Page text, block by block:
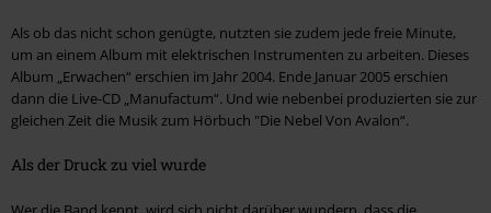
Als ob das nicht schon genügte, nutzten sie zudem jede freie Minute,
um an einem Album mit elektrischen Instrumenten zu arbeiten. Dieses
Album „Erwachen“ erschien im Jahr 2004. Ende Januar 2005 erschien
dann die Live-CD „Manufactum“. Und wie nebenbei produzierten sie zur
gleichen Zeit die Musik zum Hörbuch "Die Nebel Von Avalon“.
Als der Druck zu viel wurde